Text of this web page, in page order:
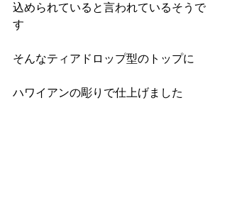
込められていると言われているそうで
す
そんなティアドロップ型のトップに
ハワイアンの彫りで仕上げました